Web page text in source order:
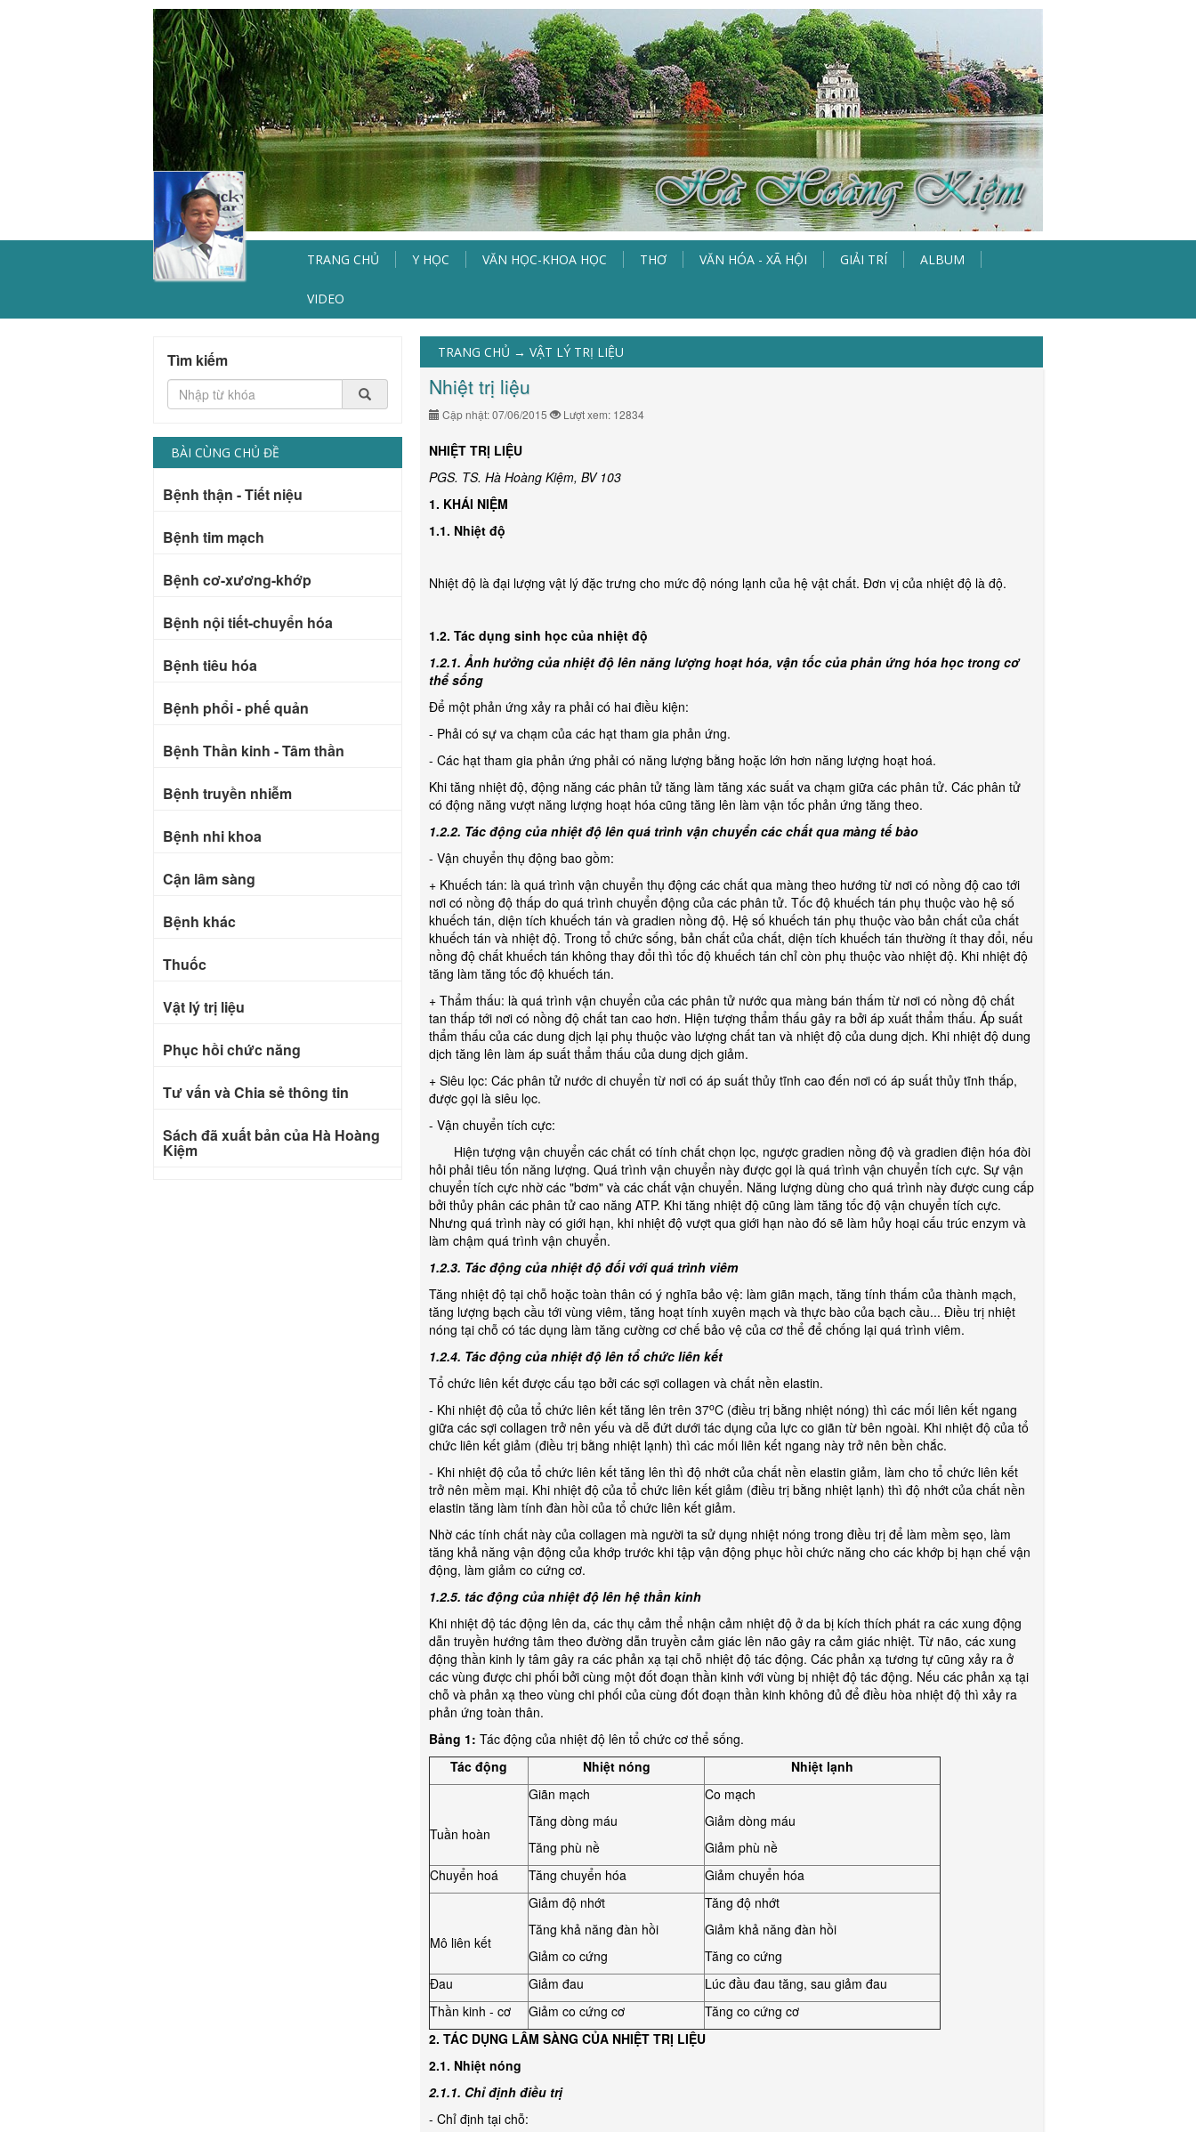
TRANG CHỦ Y HỌC VĂN HỌC-KHOA HỌC THƠ VĂN HÓA - XÃ HỘI GIẢI TRÍ ALBUM
VIDEO
TRANG CHỦ → VẬT LÝ TRỊ LIỆU
Nhiệt trị liệu
Cập nhật: 07/06/2015 Lượt xem: 12834
NHIỆT TRỊ LIỆU
PGS. TS. Hà Hoàng Kiệm, BV 103
1. KHÁI NIỆM
1.1. Nhiệt độ
Nhiệt độ là đại lượng vật lý đặc trưng cho mức độ nóng lạnh của hệ vật chất. Đơn vị của nhiệt độ là độ.
1.2. Tác dụng sinh học của nhiệt độ
1.2.1. Ảnh hưởng của nhiệt độ lên năng lượng hoạt hóa, vận tốc của phản ứng hóa học trong cơ
thể sống
Để một phản ứng xảy ra phải có hai điều kiện:
- Phải có sự va chạm của các hạt tham gia phản ứng.
- Các hạt tham gia phản ứng phải có năng lượng bằng hoặc lớn hơn năng lượng hoạt hoá.
Khi tăng nhiệt độ, động năng các phân tử tăng làm tăng xác suất va chạm giữa các phân tử. Các phân tử
có động năng vượt năng lượng hoạt hóa cũng tăng lên làm vận tốc phản ứng tăng theo.
1.2.2. Tác động của nhiệt độ lên quá trình vận chuyển các chất qua màng tế bào
- Vận chuyển thụ động bao gồm:
+ Khuếch tán: là quá trình vận chuyển thụ động các chất qua màng theo hướng từ nơi có nồng độ cao tới
nơi có nồng độ thấp do quá trình chuyển động của các phân tử. Tốc độ khuếch tán phụ thuộc vào hệ số
khuếch tán, diện tích khuếch tán và gradien nồng độ. Hệ số khuếch tán phụ thuộc vào bản chất của chất
khuếch tán và nhiệt độ. Trong tổ chức sống, bản chất của chất, diện tích khuếch tán thường ít thay đổi, nếu
nồng độ chất khuếch tán không thay đổi thì tốc độ khuếch tán chỉ còn phụ thuộc vào nhiệt độ. Khi nhiệt độ
tăng làm tăng tốc độ khuếch tán.
+ Thẩm thấu: là quá trình vận chuyển của các phân tử nước qua màng bán thấm từ nơi có nồng độ chất
tan thấp tới nơi có nồng độ chất tan cao hơn. Hiện tượng thẩm thấu gây ra bởi áp xuất thẩm thấu. Áp suất
thẩm thấu của các dung dịch lại phụ thuộc vào lượng chất tan và nhiệt độ của dung dịch. Khi nhiệt độ dung
dịch tăng lên làm áp suất thẩm thấu của dung dịch giảm.
+ Siêu lọc: Các phân tử nước di chuyển từ nơi có áp suất thủy tĩnh cao đến nơi có áp suất thủy tĩnh thấp,
được gọi là siêu lọc.
- Vận chuyển tích cực:
Hiện tượng vận chuyển các chất có tính chất chọn lọc, ngược gradien nồng độ và gradien điện hóa đòi
hỏi phải tiêu tốn năng lượng. Quá trình vận chuyển này được gọi là quá trình vận chuyển tích cực. Sự vận
chuyển tích cực nhờ các "bơm" và các chất vận chuyển. Năng lượng dùng cho quá trình này được cung cấp
bởi thủy phân các phân tử cao năng ATP. Khi tăng nhiệt độ cũng làm tăng tốc độ vận chuyển tích cực.
Nhưng quá trình này có giới hạn, khi nhiệt độ vượt qua giới hạn nào đó sẽ làm hủy hoại cấu trúc enzym và
làm chậm quá trình vận chuyển.
1.2.3. Tác động của nhiệt độ đối với quá trình viêm
Tăng nhiệt độ tại chỗ hoặc toàn thân có ý nghĩa bảo vệ: làm giãn mạch, tăng tính thấm của thành mạch,
tăng lượng bạch cầu tới vùng viêm, tăng hoạt tính xuyên mạch và thực bào của bạch cầu... Điều trị nhiệt
nóng tại chỗ có tác dụng làm tăng cường cơ chế bảo vệ của cơ thể để chống lại quá trình viêm.
1.2.4. Tác động của nhiệt độ lên tổ chức liên kết
Tổ chức liên kết được cấu tạo bởi các sợi collagen và chất nền elastin.
- Khi nhiệt độ của tổ chức liên kết tăng lên trên 37oC (điều trị bằng nhiệt nóng) thì các mối liên kết ngang
giữa các sợi collagen trở nên yếu và dễ đứt dưới tác dụng của lực co giãn từ bên ngoài. Khi nhiệt độ của tổ
chức liên kết giảm (điều trị bằng nhiệt lạnh) thì các mối liên kết ngang này trở nên bền chắc.
- Khi nhiệt độ của tổ chức liên kết tăng lên thì độ nhớt của chất nền elastin giảm, làm cho tổ chức liên kết
trở nên mềm mại. Khi nhiệt độ của tổ chức liên kết giảm (điều trị bằng nhiệt lạnh) thì độ nhớt của chất nền
elastin tăng làm tính đàn hồi của tổ chức liên kết giảm.
Nhờ các tính chất này của collagen mà người ta sử dụng nhiệt nóng trong điều trị để làm mềm sẹo, làm
tăng khả năng vận động của khớp trước khi tập vận động phục hồi chức năng cho các khớp bị hạn chế vận
động, làm giảm co cứng cơ.
1.2.5. tác động của nhiệt độ lên hệ thần kinh
Khi nhiệt độ tác động lên da, các thụ cảm thể nhận cảm nhiệt độ ở da bị kích thích phát ra các xung động
dẫn truyền hướng tâm theo đường dẫn truyền cảm giác lên não gây ra cảm giác nhiệt. Từ não, các xung
động thần kinh ly tâm gây ra các phản xạ tại chỗ nhiệt độ tác động. Các phản xạ tương tự cũng xảy ra ở
các vùng được chi phối bởi cùng một đốt đoạn thần kinh với vùng bị nhiệt độ tác động. Nếu các phản xạ tại
chỗ và phản xạ theo vùng chi phối của cùng đốt đoạn thần kinh không đủ để điều hòa nhiệt độ thì xảy ra
phản ứng toàn thân.
Bảng 1: Tác động của nhiệt độ lên tổ chức cơ thể sống.
Tác động
Nhiệt nóng Nhiệt lạnh
Tuần hoàn
Giãn mạch
Tăng dòng máu
Tăng phù nề
Co mạch
Giảm dòng máu
Giảm phù nề
Chuyển hoá
Tăng chuyển hóa Giảm chuyển hóa
Mô liên kết
Giảm độ nhớt
Tăng khả năng đàn hồi
Giảm co cứng
Tăng độ nhớt
Giảm khả năng đàn hồi
Tăng co cứng
Đau
Giảm đau
Lúc đầu đau tăng, sau giảm đau
Thần kinh - cơ
Giảm co cứng cơ
Tăng co cứng cơ
2. TÁC DỤNG LÂM SÀNG CỦA NHIỆT TRỊ LIỆU
2.1. Nhiệt nóng
2.1.1. Chỉ định điều trị
- Chỉ định tại chỗ:
Tìm kiếm
BÀI CÙNG CHỦ ĐỀ
Bệnh thận - Tiết niệu
Bệnh tim mạch
Bệnh cơ-xương-khớp
Bệnh nội tiết-chuyển hóa
Bệnh tiêu hóa
Bệnh phổi - phế quản
Bệnh Thần kinh - Tâm thần
Bệnh truyền nhiễm
Bệnh nhi khoa
Cận lâm sàng
Bệnh khác
Thuốc
Vật lý trị liệu
Phục hồi chức năng
Tư vấn và Chia sẻ thông tin
Sách đã xuất bản của Hà Hoàng
Kiệm